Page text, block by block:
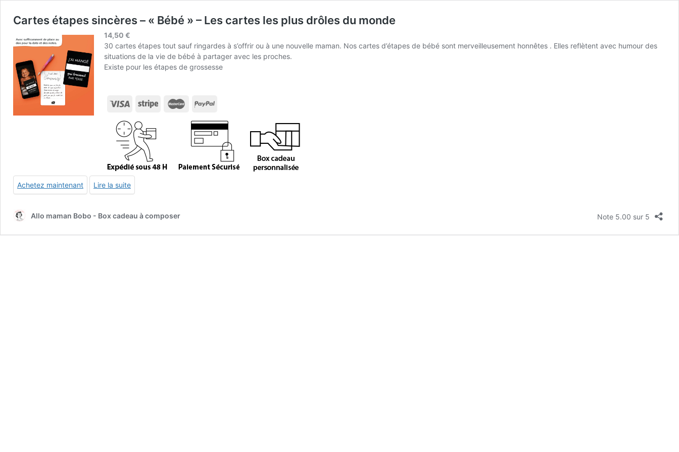
Cartes étapes sincères – « Bébé » – Les cartes les plus drôles du monde
14,50 €
30 cartes étapes tout sauf ringardes à s’offrir ou à une nouvelle maman. Nos cartes d’étapes de bébé sont merveilleusement honnêtes . Elles reflètent avec humour des
situations de la vie de bébé à partager avec les proches.
Existe pour les étapes de grossesse
Achetez maintenant Lire la suite
Allo maman Bobo - Box cadeau à composer Note 5.00 sur 5